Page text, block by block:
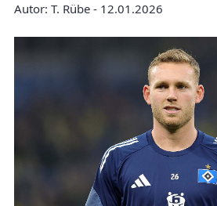
Autor: T. Rübe - 12.01.2026